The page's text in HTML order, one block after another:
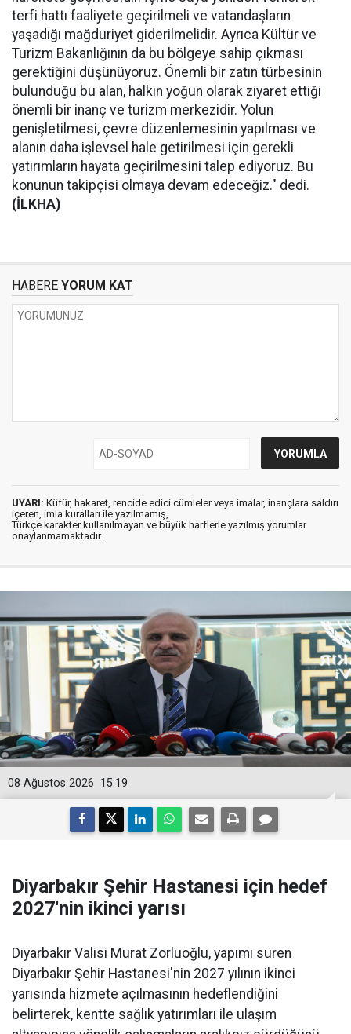
terfi hattı faaliyete geçirilmeli ve vatandaşların
yaşadığı mağduriyet giderilmelidir. Ayrıca Kültür ve
Turizm Bakanlığının da bu bölgeye sahip çıkması
gerektiğini düşünüyoruz. Önemli bir zatın türbesinin
bulunduğu bu alan, halkın yoğun olarak ziyaret ettiği
önemli bir inanç ve turizm merkezidir. Yolun
genişletilmesi, çevre düzenlemesinin yapılması ve
alanın daha işlevsel hale getirilmesi için gerekli
yatırımların hayata geçirilmesini talep ediyoruz. Bu
konunun takipçisi olmaya devam edeceğiz." dedi.
(İLKHA)
HABERE YORUM KAT
UYARI: Küfür, hakaret, rencide edici cümleler veya imalar, inançlara saldırı
içeren, imla kuralları ile yazılmamış,
Türkçe karakter kullanılmayan ve büyük harflerle yazılmış yorumlar
onaylanmamaktadır.
15:19
08 Ağustos 2026
Diyarbakır Şehir Hastanesi için hedef
2027'nin ikinci yarısı
Diyarbakır Valisi Murat Zorluoğlu, yapımı süren
Diyarbakır Şehir Hastanesi'nin 2027 yılının ikinci
yarısında hizmete açılmasının hedeflendiğini
belirterek, kentte sağlık yatırımları ile ulaşım